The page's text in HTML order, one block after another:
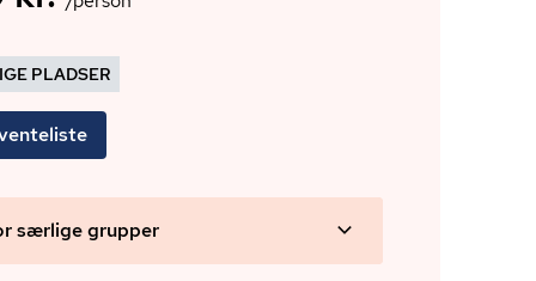
PLADSER
særlige grupper